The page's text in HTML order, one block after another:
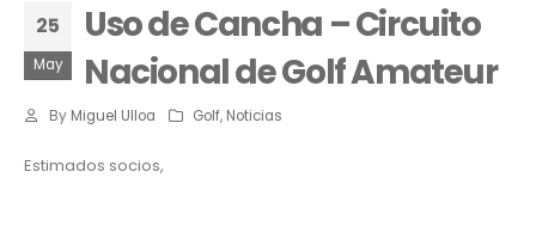
25
May
Uso de Cancha – Circuito
Nacional de Golf Amateur
By Miguel Ulloa Golf, Noticias
Estimados socios,